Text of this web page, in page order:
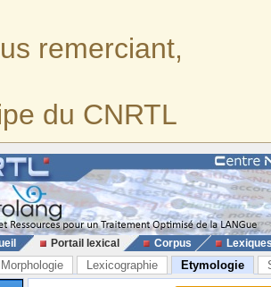
remerciant,
du CNRTL
Portail lexical Corpus
Morphologie Lexicographie Etymologie